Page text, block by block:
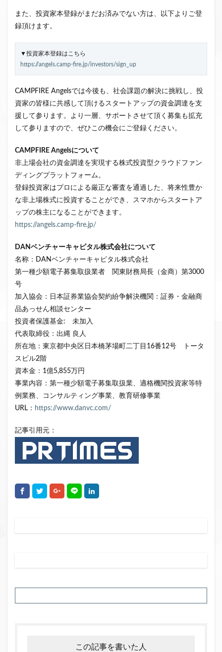
また、投資家本登録がまだお済みでない方は、以下よりご登
録頂けます。
▼投資家本登録はこちら
https://angels.camp-fire.jp/investors/sign_up
CAMPFIRE Angelsでは今後も、社会課題の解決に挑戦し、投
資家の皆様に共感して頂けるスタートアップの資金調達を支
援して参ります。より一層、サポートさせて頂く募集も拡充
して参りますので、ぜひこの機会にご登録ください。
CAMPFIRE Angelsについて
非上場会社の資金調達を実現する株式投資型クラウドファン
ディングプラットフォーム。
登録投資家はプロによる厳正な審査を通過した、将来性豊か
な非上場株式に投資することができ、スマホからスタートア
ップの株主になることができます。
https://angels.camp-fire.jp/
DANベンチャーキャピタル株式会社について
名称：DANベンチャーキャピタル株式会社
第一種少額電子募集取扱業者 関東財務局長（金商）第3000
号
加入協会：日本証券業協会契約紛争解決機関：証券・金融商
品あっせん相談センター
投資者保護基金: 未加入
代表取締役：出縄 良人
所在地：東京都中央区日本橋茅場町二丁目16番12号 トータ
スビル2階
資本金：1億5,855万円
事業内容：第一種少額電子募集取扱業、適格機関投資家等特
例業務、コンサルティング事業、教育研修事業
URL： https://www.danvc.com/
記事引用元：
この記事を書いた人